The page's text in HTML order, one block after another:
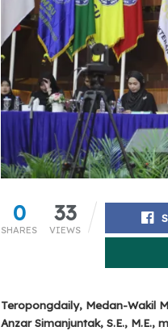
0
SHARES
33
VIEWS
Teropongdaily, Medan-Wakil
Anzar Simanjuntak, S.E.,